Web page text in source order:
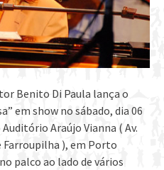
Benito Di Paula lança o
em show no sábado, dia 06
Araújo Vianna ( Av.
Farroupilha ), em Porto
palco ao lado de vários